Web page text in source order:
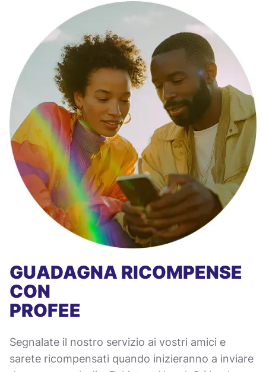
GUADAGNA RICOMPENSE
CON
PROFEE
Segnalate il nostro servizio ai vostri amici e
sarete ricompensati quando inizieranno a inviare